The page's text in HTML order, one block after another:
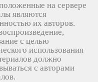
на сервере
являются
их авторов.
с целью
использования
должно
с авторами